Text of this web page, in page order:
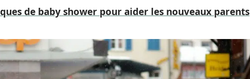
de baby shower pour aider les nouveaux parents